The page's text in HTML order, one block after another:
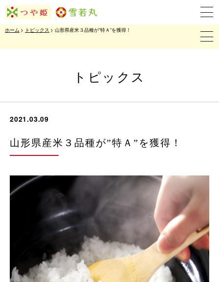
ホーム > トピックス > 山形県産米３品種が”特Ａ”を獲得！
トピックス
2021.03.09
山形県産米３品種が”特Ａ”を獲得！